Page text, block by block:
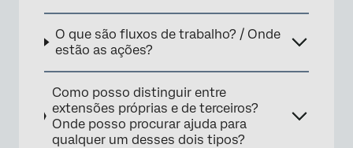
O que são fluxos de trabalho? / Onde
estão as ações?
Como posso distinguir entre
extensões próprias e de terceiros?
Onde posso procurar ajuda para
qualquer um desses dois tipos?